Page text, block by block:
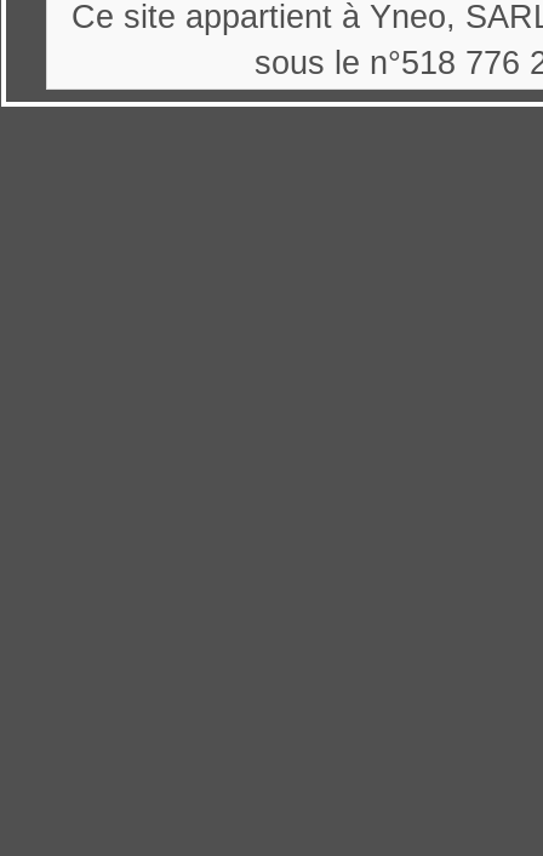
Ce site appartient à Yneo,
sous le n°518 776